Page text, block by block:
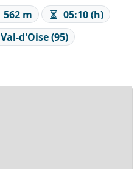
562 m
05:10 (h)
Val-d'Oise (95)